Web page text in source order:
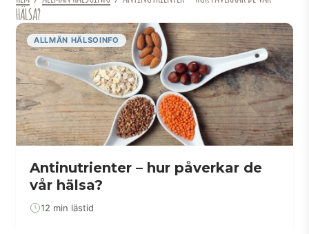
HÄLSA?
ALLMÄN HÄLSOINFO
Antinutrienter – hur påverkar de
vår hälsa?
12 min lästid